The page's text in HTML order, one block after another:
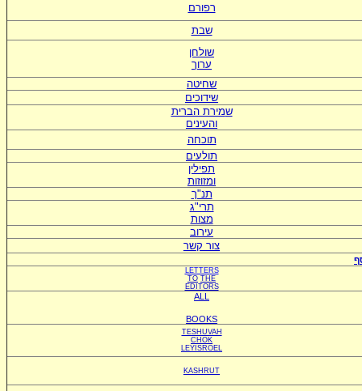
רפורם
שבת
שולחן
ערוך
שחיטה
שידוכים
שמירת הברית
והעינים
תוכחה
תולעים
תפילין
ומזוזות
תנ"ך
תרי"ג
מצות
עירוב
צור קשר
LETTERS
TO THE
EDITORS
ALL
BOOKS
TESHUVAH
CHOK
LEYISROEL
KASHRUT